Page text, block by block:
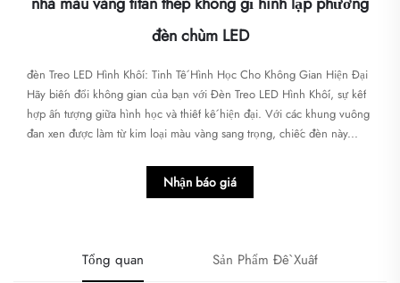
đèn chùm LED
đèn Treo LED Hình Khối: Tinh Tế Hình Học Cho Không Gian Hiện Đại​​
Hãy biến đổi không gian của bạn với ​​Đèn Treo LED Hình Khối​​, sự kết
hợp ấn tượng giữa hình học và thiết kế hiện đại. Với các khung vuông
đan xen được làm từ kim loại màu vàng sang trọng, chiếc đèn này...
Nhận báo giá
Tổng quan Sản Phẩm Đề Xuất